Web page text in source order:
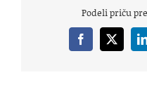
Podeli priču
Facebook
X